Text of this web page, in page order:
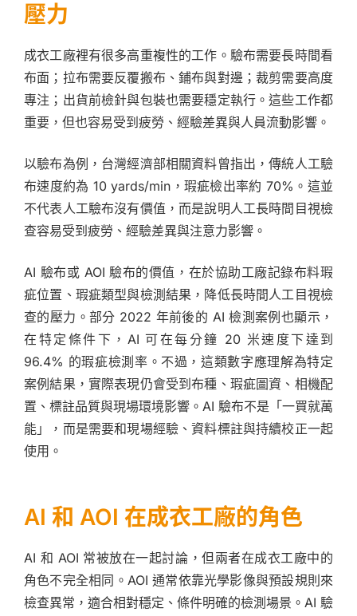
壓力
成衣工廠裡有很多高重複性的工作。驗布需要長時間看
布面；拉布需要反覆搬布、鋪布與對邊；裁剪需要高度
專注；出貨前檢針與包裝也需要穩定執行。這些工作都
重要，但也容易受到疲勞、經驗差異與人員流動影響。
以驗布為例，台灣經濟部相關資料曾指出，傳統人工驗
布速度約為 10 yards/min，瑕疵檢出率約 70%。這並
不代表人工驗布沒有價值，而是說明人工長時間目視檢
查容易受到疲勞、經驗差異與注意力影響。
AI 驗布或 AOI 驗布的價值，在於協助工廠記錄布料瑕
疵位置、瑕疵類型與檢測結果，降低長時間人工目視檢
查的壓力。部分 2022 年前後的 AI 檢測案例也顯示，
在特定條件下，AI 可在每分鐘 20 米速度下達到
96.4% 的瑕疵檢測率。不過，這類數字應理解為特定
案例結果，實際表現仍會受到布種、瑕疵圖資、相機配
置、標註品質與現場環境影響。AI 驗布不是「一買就萬
能」，而是需要和現場經驗、資料標註與持續校正一起
使用。
AI 和 AOI 在成衣工廠的角色
AI 和 AOI 常被放在一起討論，但兩者在成衣工廠中的
角色不完全相同。AOI 通常依靠光學影像與預設規則來
檢查異常，適合相對穩定、條件明確的檢測場景。AI 驗